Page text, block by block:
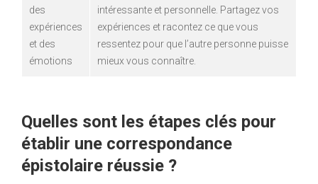
des
expériences
et des
émotions
intéressante et personnelle. Partagez vos
expériences et racontez ce que vous
ressentez pour que l’autre personne puisse
mieux vous connaître.
Quelles sont les étapes clés pour
établir une correspondance
épistolaire réussie ?